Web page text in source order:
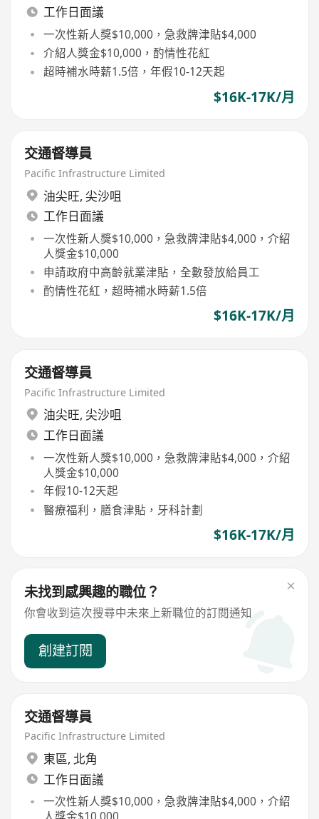
工作日面議
一次性新人獎$10,000，急救牌津貼$4,000
介紹人獎金$10,000，酌情性花紅
超時補水時薪1.5倍，年假10-12天起
$16K-17K/月
交通督導員
Pacific Infrastructure Limited
油尖旺, 尖沙咀
工作日面議
一次性新人獎$10,000，急救牌津貼$4,000，介紹
人獎金$10,000
申請政府中高齡就業津貼，全數發放給員工
酌情性花紅，超時補水時薪1.5倍
$16K-17K/月
交通督導員
Pacific Infrastructure Limited
油尖旺, 尖沙咀
工作日面議
一次性新人獎$10,000，急救牌津貼$4,000，介紹
人獎金$10,000
年假10-12天起
醫療福利，膳食津貼，牙科計劃
$16K-17K/月
未找到感興趣的職位？
你會收到這次搜尋中未來上新職位的訂閱通知
創建訂閱
交通督導員
Pacific Infrastructure Limited
東區, 北角
工作日面議
一次性新人獎$10,000，急救牌津貼$4,000，介紹